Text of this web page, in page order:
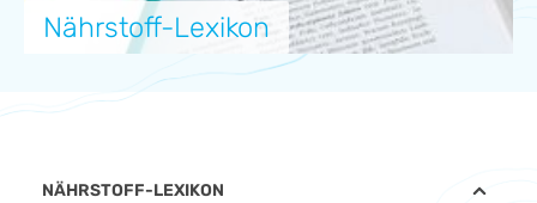
Nährstoff-Lexikon
NÄHRSTOFF-LEXIKON